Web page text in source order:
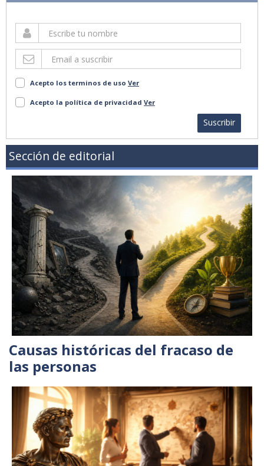
Acepto los terminos de uso Ver
Acepto la política de privacidad Ver
Suscribir
Sección de editorial
Causas históricas del fracaso de
las personas